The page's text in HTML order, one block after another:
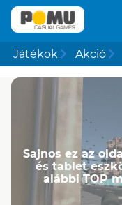
Játékok Akció
Sajnos ez az
és tablet
alábbi TOP